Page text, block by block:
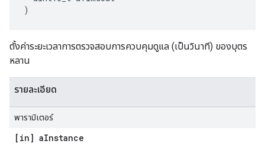
)
ตั้งค่าระยะเวลาการตรวจสอบการควบคุมดูแล (เป็นวินาที) ของบุตร
หลาน
รายละเอียด
พารามิเตอร์
[in] aInstance